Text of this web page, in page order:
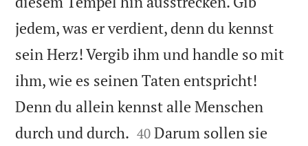
jedem, was er verdient, denn du kennst
sein Herz! Vergib ihm und handle so mit
ihm, wie es seinen Taten entspricht!
Denn du allein kennst alle Menschen
durch und durch. 

40 Darum sollen sie